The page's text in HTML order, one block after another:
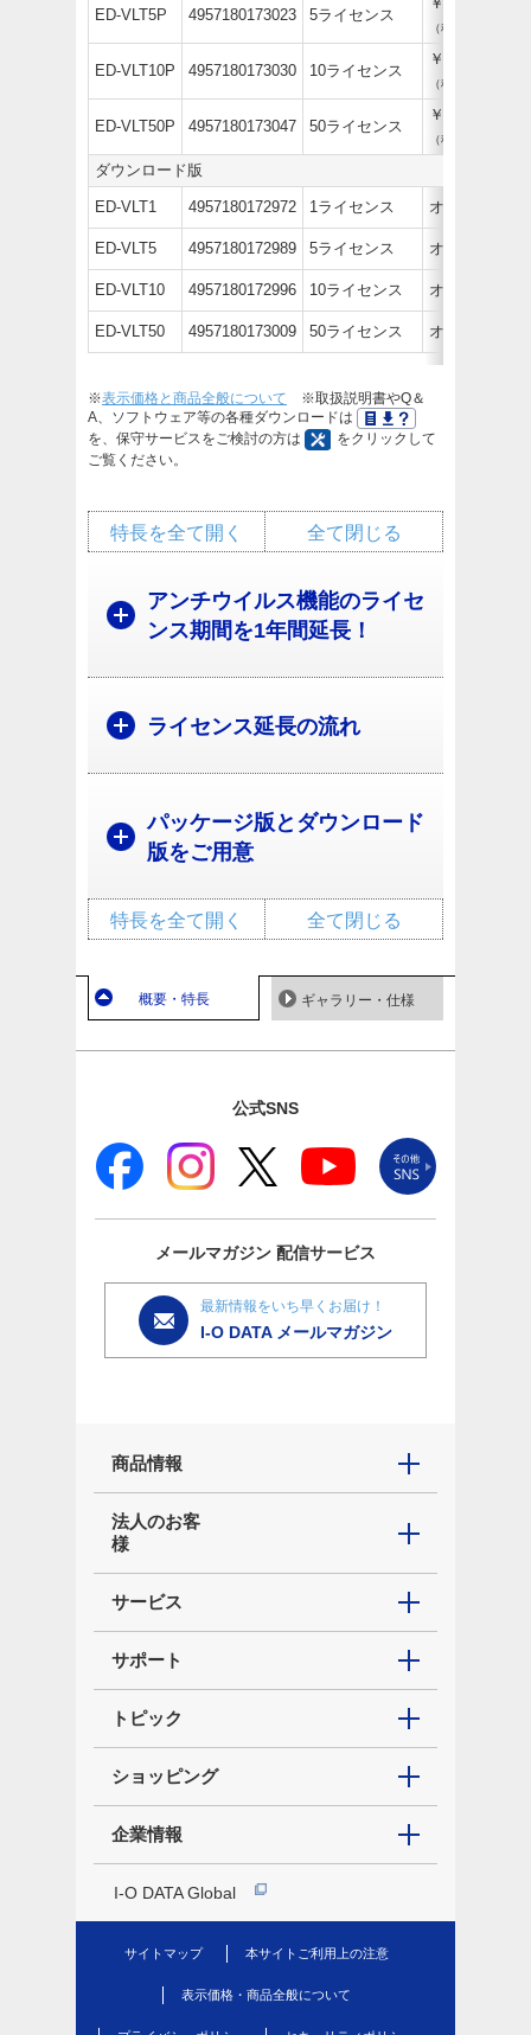
ED-VLT5P 4957180173023 5ライセンス
（税抜￥6,700）
ED-VLT10P 4957180173030 10ライセンス
￥14,410
（税抜￥13,100）
ED-VLT50P 4957180173047 50ライセンス
￥69,080
（税抜￥62,800）
ダウンロード版
ED-VLT1 4957180172972 1ライセンス オープン価
ED-VLT5 4957180172989 5ライセンス オープン価
ED-VLT10 4957180172996 10ライセンス オープン価
ED-VLT50 4957180173009 50ライセンス オープン価
※表示価格と商品全般について ※取扱説明書やQ＆
A、ソフトウェア等の各種ダウンロードは
を、保守サービスをご検討の方は
をクリックして
ご覧ください。
全て閉じる
特長を全て開く
アンチウイルス機能のライセ
ンス期間を1年間延長！
ライセンス延長の流れ
パッケージ版とダウンロード
版をご用意
全て閉じる
特長を全て開く
概要・特長 ギャラリー・仕様
公式SNS
メールマガジン 配信サービス
最新情報をいち早くお届け！
I-O DATA メールマガジン
商品情報
法人のお客
様
サービス
サポート
トピック
ショッピング
企業情報
I-O DATA Global
サイトマップ 本サイトご利用上の注意
表示価格・商品全般について